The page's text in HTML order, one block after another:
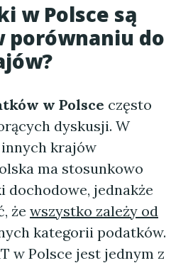
w Polsce są
porównaniu do
w Polsce często
dyskusji. W
krajów
ma stosunkowo
dochodowe, jednakże
że wszystko zależy od
kategorii podatków.
w Polsce jest jednym z